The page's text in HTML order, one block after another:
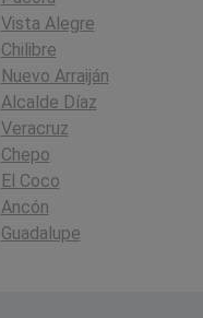
Vista Alegre
Chilibre
Nuevo Arraiján
Alcalde Díaz
Veracruz
Chepo
El Coco
Ancón
Guadalupe